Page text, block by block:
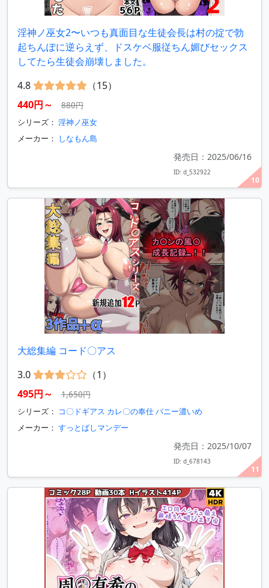
10
淫神ノ巫女2〜いつも真面目な生徒会長は村の掟で勃
起ちんぽに逆らえず、ドスケベ服従ちん媚びセックス
してたら生徒会崩壊しました。
4.8
（15）
440円～
880円
シリーズ： 淫神ノ巫女
メーカー： しなもん島
発売日：2025/06/16
ID: d_532922
11
大総集編 コード〇アス
3.0
（1）
495円～
1,650円
シリーズ： コ〇ドギアス カレ〇の奉仕 バニー濃いめ
メーカー： すっとばしマンデー
発売日：2025/10/07
ID: d_678143